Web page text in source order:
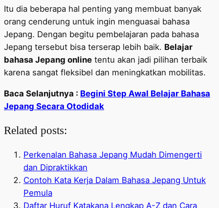
Itu dia beberapa hal penting yang membuat banyak
orang cenderung untuk ingin menguasai bahasa
Jepang. Dengan begitu pembelajaran pada bahasa
Jepang tersebut bisa terserap lebih baik. Belajar
bahasa Jepang online tentu akan jadi pilihan terbaik
karena sangat fleksibel dan meningkatkan mobilitas.
Baca Selanjutnya : Begini Step Awal Belajar Bahasa
Jepang Secara Otodidak
Related posts:
Perkenalan Bahasa Jepang Mudah Dimengerti
dan Dipraktikkan
Contoh Kata Kerja Dalam Bahasa Jepang Untuk
Pemula
Daftar Huruf Katakana Lengkap A-Z dan Cara